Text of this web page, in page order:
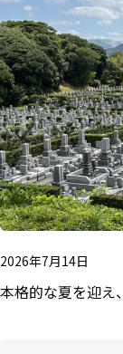
2026年7月14日
本格的な夏を迎え